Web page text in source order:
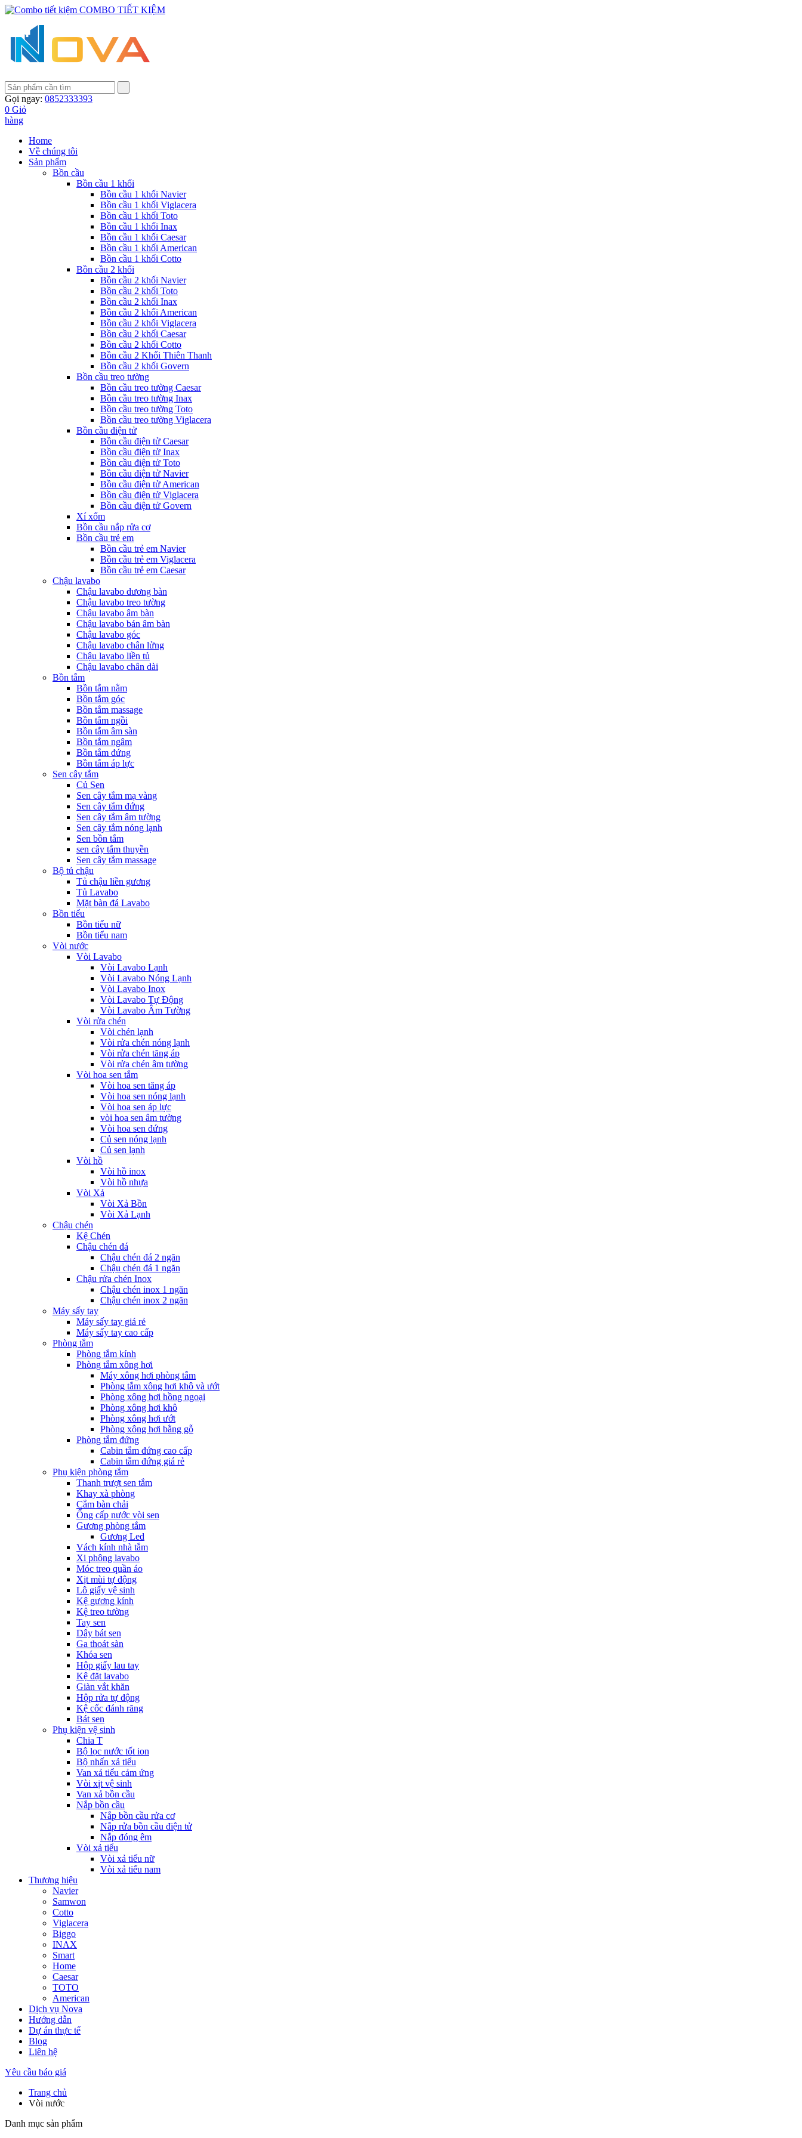
COMBO TIẾT KIỆM
Gọi ngay: 0852333393
0 Giỏ
hàng
Home
Về chúng tôi
Sản phẩm
Bồn cầu
Bồn cầu 1 khối
Bồn cầu 1 khối Navier
Bồn cầu 1 khối Viglacera
Bồn cầu 1 khối Toto
Bồn cầu 1 khối Inax
Bồn cầu 1 khối Caesar
Bồn cầu 1 khối American
Bồn cầu 1 khối Cotto
Bồn cầu 2 khối
Bồn cầu 2 khối Navier
Bồn cầu 2 khối Toto
Bồn cầu 2 khối Inax
Bồn cầu 2 khối American
Bồn cầu 2 khối Viglacera
Bồn cầu 2 khối Caesar
Bồn cầu 2 khối Cotto
Bồn cầu 2 Khối Thiên Thanh
Bồn cầu 2 khối Govern
Bồn cầu treo tường
Bồn cầu treo tường Caesar
Bồn cầu treo tường Inax
Bồn cầu treo tường Toto
Bồn cầu treo tường Viglacera
Bồn cầu điện tử
Bồn cầu điện tử Caesar
Bồn cầu điện tử Inax
Bồn cầu điện tử Toto
Bồn cầu điện tử Navier
Bồn cầu điện tử American
Bồn cầu điện tử Viglacera
Bồn cầu điện tử Govern
Xí xổm
Bồn cầu nắp rửa cơ
Bồn cầu trẻ em
Bồn cầu trẻ em Navier
Bồn cầu trẻ em Viglacera
Bồn cầu trẻ em Caesar
Chậu lavabo
Chậu lavabo dương bàn
Chậu lavabo treo tường
Chậu lavabo âm bàn
Chậu lavabo bán âm bàn
Chậu lavabo góc
Chậu lavabo chân lửng
Chậu lavabo liền tủ
Chậu lavabo chân dài
Bồn tắm
Bồn tắm nằm
Bồn tắm góc
Bồn tắm massage
Bồn tắm ngồi
Bồn tắm âm sàn
Bồn tắm ngâm
Bồn tắm đứng
Bồn tắm áp lực
Sen cây tắm
Củ Sen
Sen cây tắm mạ vàng
Sen cây tắm đứng
Sen cây tắm âm tường
Sen cây tắm nóng lạnh
Sen bồn tắm
sen cây tắm thuyền
Sen cây tắm massage
Bộ tủ chậu
Tủ chậu liền gương
Tủ Lavabo
Mặt bàn đá Lavabo
Bồn tiểu
Bồn tiểu nữ
Bồn tiểu nam
Vòi nước
Vòi Lavabo
Vòi Lavabo Lạnh
Vòi Lavabo Nóng Lạnh
Vòi Lavabo Inox
Vòi Lavabo Tự Động
Vòi Lavabo Âm Tường
Vòi rửa chén
Vòi chén lạnh
Vòi rửa chén nóng lạnh
Vòi rửa chén tăng áp
Vòi rửa chén âm tường
Vòi hoa sen tắm
Vòi hoa sen tăng áp
Vòi hoa sen nóng lạnh
Vòi hoa sen áp lực
vòi hoa sen âm tường
Vòi hoa sen đứng
Củ sen nóng lạnh
Củ sen lạnh
Vòi hồ
Vòi hồ inox
Vòi hồ nhựa
Vòi Xả
Vòi Xả Bồn
Vòi Xả Lạnh
Chậu chén
Kệ Chén
Chậu chén đá
Chậu chén đá 2 ngăn
Chậu chén đá 1 ngăn
Chậu rửa chén Inox
Chậu chén inox 1 ngăn
Chậu chén inox 2 ngăn
Máy sấy tay
Máy sấy tay giá rẻ
Máy sấy tay cao cấp
Phòng tắm
Phòng tắm kính
Phòng tắm xông hơi
Máy xông hơi phòng tắm
Phòng tắm xông hơi khô và ướt
Phòng xông hơi hồng ngoại
Phòng xông hơi khô
Phòng xông hơi ướt
Phòng xông hơi bằng gỗ
Phòng tắm đứng
Cabin tắm đứng cao cấp
Cabin tắm đứng giá rẻ
Phụ kiện phòng tắm
Thanh trượt sen tắm
Khay xà phòng
Cắm bàn chải
Ống cấp nước vòi sen
Gương phòng tắm
Gương Led
Vách kính nhà tắm
Xi phông lavabo
Móc treo quần áo
Xịt mùi tự động
Lô giấy vệ sinh
Kệ gương kính
Kệ treo tường
Tay sen
Dây bát sen
Ga thoát sàn
Khóa sen
Hộp giấy lau tay
Kệ đặt lavabo
Giàn vắt khăn
Hộp rửa tự động
Kệ cốc đánh răng
Bát sen
Phụ kiện vệ sinh
Chia T
Bộ lọc nước tốt ion
Bộ nhấn xả tiểu
Van xả tiểu cảm ứng
Vòi xịt vệ sinh
Van xả bồn cầu
Nắp bồn cầu
Nắp bồn cầu rửa cơ
Nắp rửa bồn cầu điện tử
Nắp đóng êm
Vòi xả tiểu
Vòi xả tiểu nữ
Vòi xả tiểu nam
Thương hiệu
Navier
Samwon
Cotto
Viglacera
Biggo
INAX
Smart
Home
Caesar
TOTO
American
Dịch vụ Nova
Hướng dẫn
Dự án thực tế
Blog
Liên hệ
Yêu cầu báo giá
Trang chủ
Vòi nước
Danh mục sản phẩm